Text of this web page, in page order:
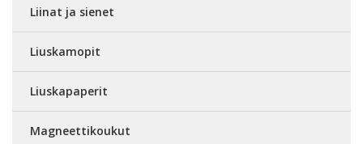
Liinat ja sienet
Liuskamopit
Liuskapaperit
Magneettikoukut